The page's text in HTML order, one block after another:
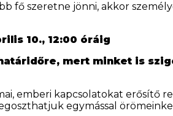
fő szeretne jönni, akkor
10., 12:00 óráig
mert minket is
emberi kapcsolatokat erősítő
egymással